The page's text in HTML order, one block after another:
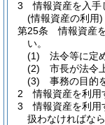
3
情報資産を入手
(情報資産の利用)
第25条
情報資産
い。
(1)
法令等に定
(2)
市長が法令
(3)
事務の目的
2
情報資産を利用
3
情報資産を利用
扱わなければなら